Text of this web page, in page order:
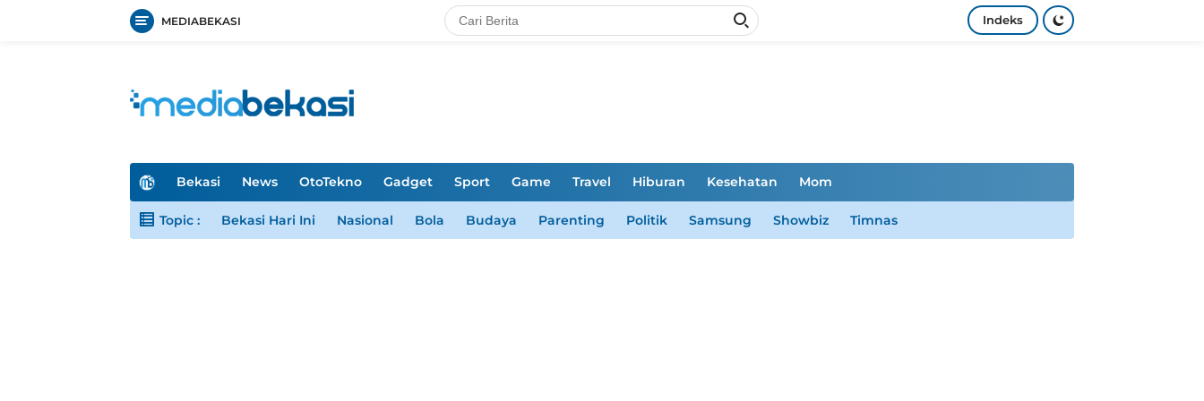
MEDIABEKASI Indeks
H
m
Bekasi News OtoTekno Gadget Sport Game Travel Hiburan Kesehatan Mom
Topic : Bekasi Hari Ini Nasional Bola Budaya Parenting Politik Samsung Showbiz Timnas